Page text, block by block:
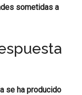
sometidas a
se ha producido